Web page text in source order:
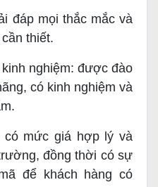
đáp mọi thắc mắc và
thiết.
nghiệm: được đào
có kinh nghiệm và
có mức giá hợp lý và
đồng thời có sự
để khách hàng có